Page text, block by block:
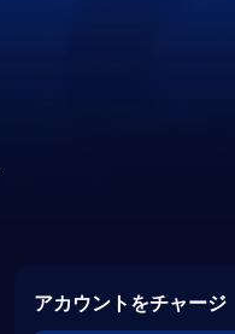
アカウントをチャージ